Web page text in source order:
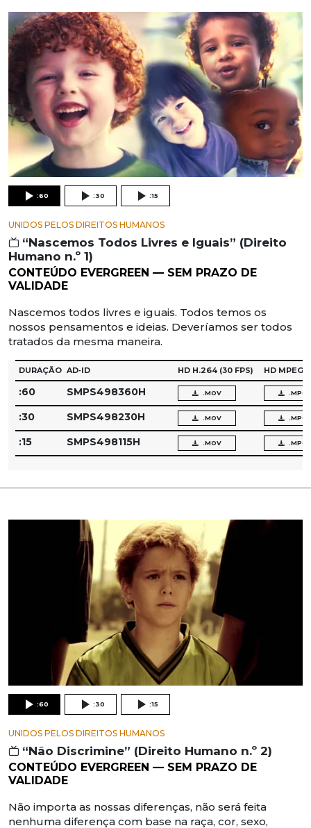
:60 :30 :15
UNIDOS PELOS DIREITOS HUMANOS
“Nascemos Todos Livres e Iguais” (Direito
Humano n.º 1)
CONTEÚDO EVERGREEN — SEM PRAZO DE
VALIDADE
Nascemos todos livres e iguais. Todos temos os
nossos pensamentos e ideias. Deveríamos ser todos
tratados da mesma maneira.
DURAÇÃO AD‑ID HD H.264 (30 FPS) HD MPEG‑2
:60 SMPS498360H .MOV .MPG
:30 SMPS498230H .MOV .MPG
:15 SMPS498115H .MOV .MPG
:60 :30 :15
UNIDOS PELOS DIREITOS HUMANOS
“Não Discrimine” (Direito Humano n.º 2)
CONTEÚDO EVERGREEN — SEM PRAZO DE
VALIDADE
Não importa as nossas diferenças, não será feita
nenhuma diferença com base na raça, cor, sexo,